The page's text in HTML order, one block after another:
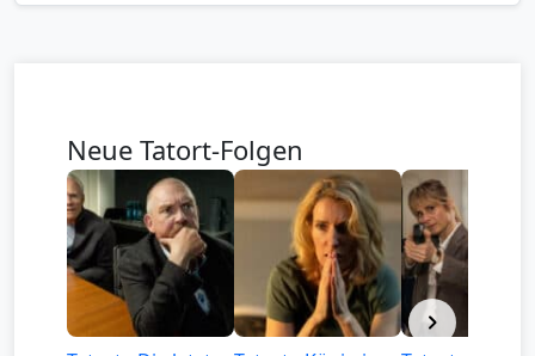
Neue Tatort-Folgen